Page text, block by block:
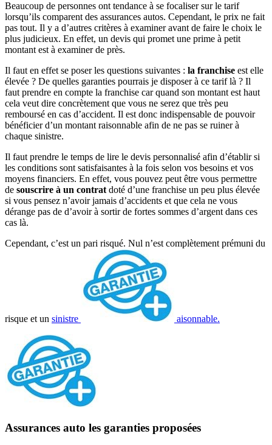
Beaucoup de personnes ont tendance à se focaliser sur le tarif
lorsqu’ils comparent des assurances autos. Cependant, le prix ne fait
pas tout. Il y a d’autres critères à examiner avant de faire le choix le
plus judicieux. En effet, un devis qui promet une prime à petit
montant est à examiner de près.
Il faut en effet se poser les questions suivantes : la franchise est elle
élevée ? De quelles garanties pourrais je disposer à ce tarif là ? Il
faut prendre en compte la franchise car quand son montant est haut
cela veut dire concrètement que vous ne serez que très peu
remboursé en cas d’accident. Il est donc indispensable de pouvoir
bénéficier d’un montant raisonnable afin de ne pas se ruiner à
chaque sinistre.
Il faut prendre le temps de lire le devis personnalisé afin d’établir si
les conditions sont satisfaisantes à la fois selon vos besoins et vos
moyens financiers. En effet, vous pouvez peut être vous permettre
de souscrire à un contrat doté d’une franchise un peu plus élevée
si vous pensez n’avoir jamais d’accidents et que cela ne vous
dérange pas de d’avoir à sortir de fortes sommes d’argent dans ces
cas là.
Cependant, c’est un pari risqué. Nul n’est complètement prémuni du
risque et un sinistre aisonnable.
Assurances auto les garanties proposées